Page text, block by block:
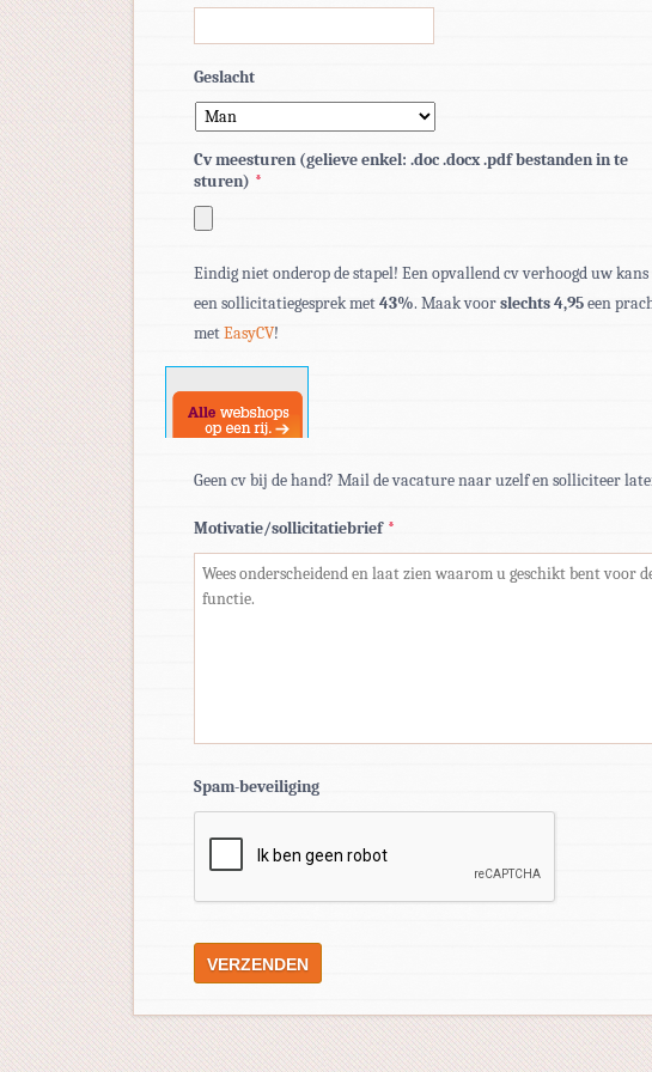
Geslacht
Cv meesturen (gelieve enkel: .doc .docx .pdf bestanden in te
sturen) *
pdf,
doc,
Eindig niet onderop de stapel! Een opvallend cv verhoogd uw kans
een sollicitatiegesprek met43%. Maak voorslechts 4,95een
metEasyCV!
Geen cv bij de hand? Mail de vacature naar uzelf en solliciteer
Motivatie/sollicitatiebrief *
Spam-beveiliging